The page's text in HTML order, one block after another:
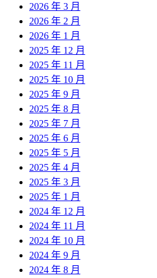
2026 年 3 月
2026 年 2 月
2026 年 1 月
2025 年 12 月
2025 年 11 月
2025 年 10 月
2025 年 9 月
2025 年 8 月
2025 年 7 月
2025 年 6 月
2025 年 5 月
2025 年 4 月
2025 年 3 月
2025 年 1 月
2024 年 12 月
2024 年 11 月
2024 年 10 月
2024 年 9 月
2024 年 8 月